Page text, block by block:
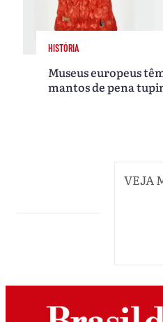
HISTÓRIA
Museus europeus
mantos de pena
VEJA